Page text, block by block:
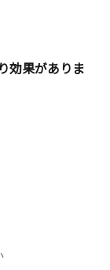
効果がありま